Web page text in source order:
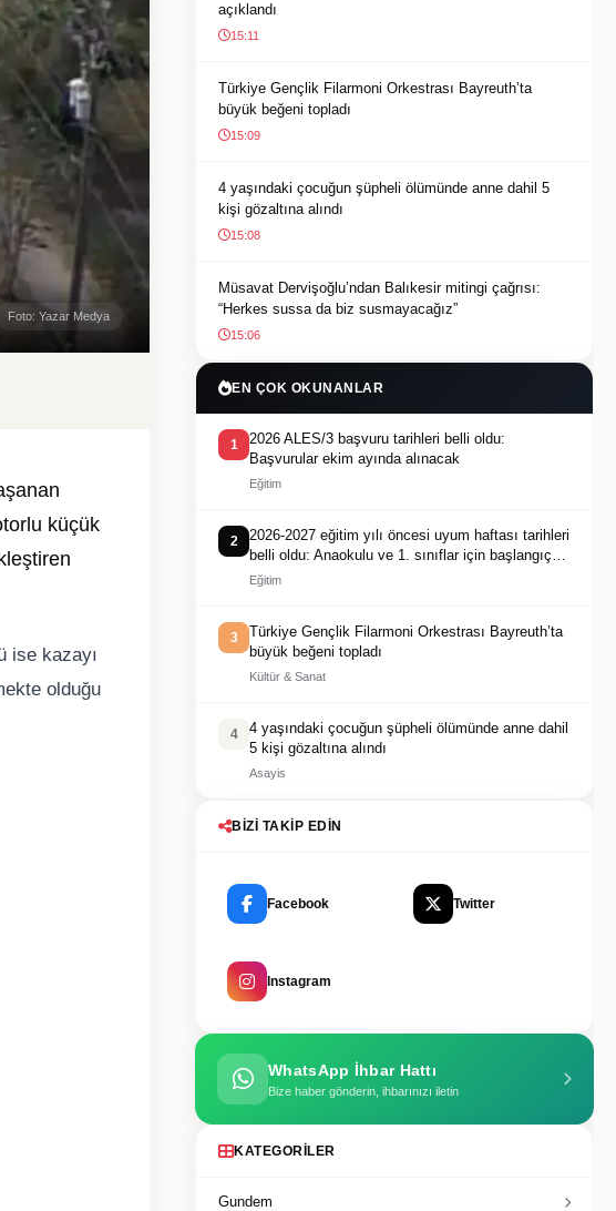
Foto: Yazar Medya
küçük
ise kazayı
olduğu
açıklandı
15:11
Türkiye Gençlik Filarmoni Orkestrası Bayreuth’ta
büyük beğeni topladı
15:09
4 yaşındaki çocuğun şüpheli ölümünde anne dahil 5
kişi gözaltına alındı
15:08
Müsavat Dervişoğlu’ndan Balıkesir mitingi çağrısı:
“Herkes sussa da biz susmayacağız”
15:06
EN ÇOK OKUNANLAR
1
2026 ALES/3 başvuru tarihleri belli oldu:
Başvurular ekim ayında alınacak
Eğitim
2
2026-2027 eğitim yılı öncesi uyum haftası tarihleri
belli oldu: Anaokulu ve 1. sınıflar için başlangıç
tarihi açıklandı
Eğitim
3
Türkiye Gençlik Filarmoni Orkestrası Bayreuth’ta
büyük beğeni topladı
Kültür & Sanat
4
4 yaşındaki çocuğun şüpheli ölümünde anne dahil
5 kişi gözaltına alındı
Asayis
BIZI TAKIP EDIN
Facebook Twitter
Instagram
WhatsApp İhbar Hattı
Bize haber gönderin, ihbarınızı iletin
KATEGORILER
Gundem